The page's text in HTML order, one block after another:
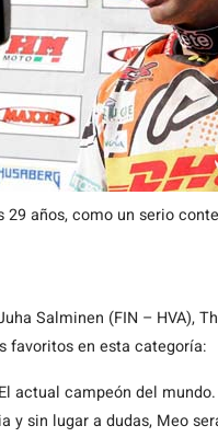
29 años, como un serio
Salminen (FIN – HVA),
favoritos en esta categoría:
El actual campeón del
y sin lugar a dudas, Meo